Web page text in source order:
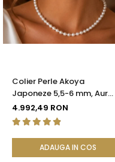
Seturi Perle cu Argint
Brățări cu Perle
Pandantive cu Perle
Colier Perle Akoya
Japoneze 5,5-6 mm, Aur
Galben 14K cu Închizătoare
Filigranată | KASKADDA®
4.992,49 RON
ADAUGA IN COS